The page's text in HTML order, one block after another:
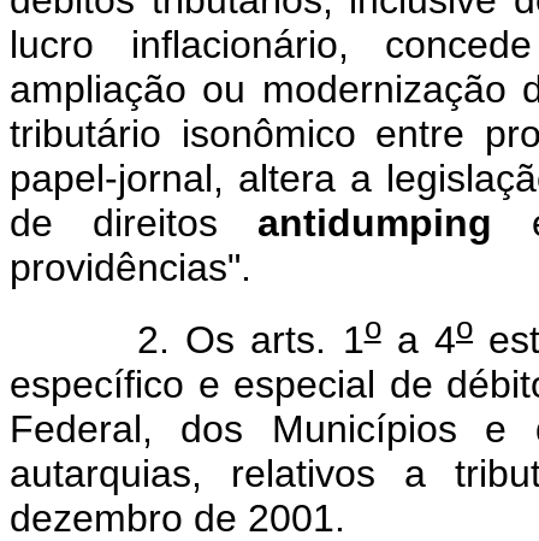
lucro inflacionário,
ampliação ou modernização
tributário isonômico entre
papel-jornal, altera a
de direitos antidumping
providências".
2. Os arts. 1oa 4o
específico e especial de
Federal, dos Municípios e
autarquias, relativos a
dezembro de 2001.